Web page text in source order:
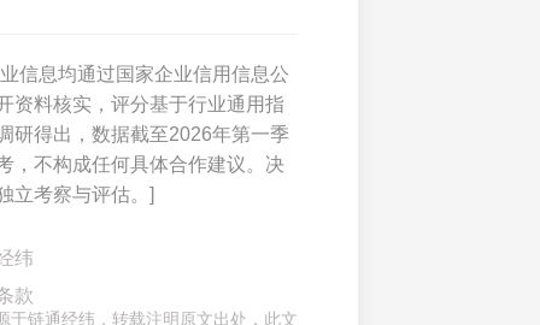
信息均通过国家企业信用信息公
资料核实，评分基于行业通用指
研得出，数据截至2026年第一季
，不构成任何具体合作建议。决
立考察与评估。]
纬
款
于链通经纬，转载注明原文出处，此文